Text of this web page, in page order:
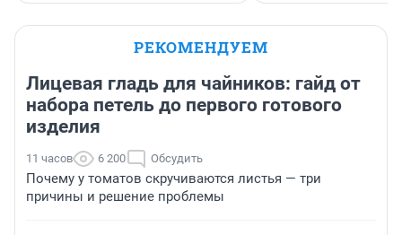
РЕКОМЕНДУЕМ
Лицевая гладь для чайников: гайд от
набора петель до первого готового
изделия
11 часов 6 200 Обсудить
Почему у томатов скручиваются листья — три
причины и решение проблемы